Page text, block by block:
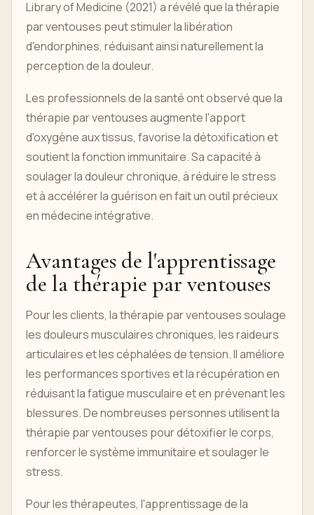
Library of Medicine (2021) a révélé que la thérapie
par ventouses peut stimuler la libération
d'endorphines, réduisant ainsi naturellement la
perception de la douleur.
Les professionnels de la santé ont observé que la
thérapie par ventouses augmente l'apport
d'oxygène aux tissus, favorise la détoxification et
soutient la fonction immunitaire. Sa capacité à
soulager la douleur chronique, à réduire le stress
et à accélérer la guérison en fait un outil précieux
en médecine intégrative.
Avantages de l'apprentissage
de la thérapie par ventouses
Pour les clients, la thérapie par ventouses soulage
les douleurs musculaires chroniques, les raideurs
articulaires et les céphalées de tension. Il améliore
les performances sportives et la récupération en
réduisant la fatigue musculaire et en prévenant les
blessures. De nombreuses personnes utilisent la
thérapie par ventouses pour détoxifier le corps,
renforcer le système immunitaire et soulager le
stress.
Pour les thérapeutes, l'apprentissage de la